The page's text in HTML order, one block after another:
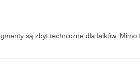
są zbyt techniczne dla laików. Mimo